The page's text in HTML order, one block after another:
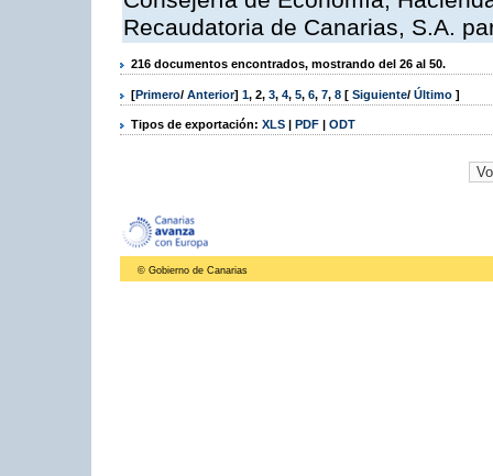
Recaudatoria de Canarias, S.A.
216 documentos encontrados, mostrando del 26 al 50.
[Primero/ Anterior] 1, 2, 3, 4, 5, 6, 7, 8 [ Siguiente/ Último ]
Tipos de exportación: XLS | PDF | ODT
© Gobierno de Canarias